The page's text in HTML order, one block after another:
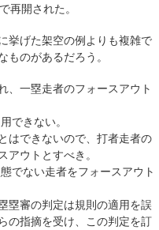
再開された。
挙げた架空の例よりも複雑で
ものがあるだろう。
、一塁走者のフォースアウト
できない。
はできないので、打者走者の
アウトとすべき。
でない走者をフォースアウト
塁審の判定は規則の適用を誤
の指摘を受け、この判定を訂